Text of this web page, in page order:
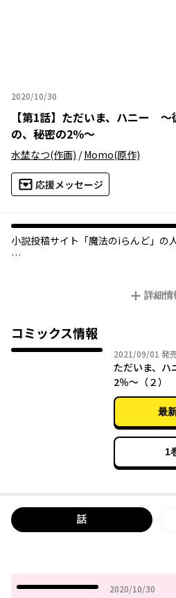
2020/10/30
2020年10月30日
【第1話】 ただいま、ハニー ～
の、秘密の2％～
水埜なつ(作画) /Momo(原作)
応援メッセージ
小説投稿サイト「魔法のiらんど」の
・恋愛感情の期待は一切なし。
……だった、はずなのに。
ふとしたことから人気芸能人・綾斗
綾斗にとって都合の良い女の一人だ
テリアスな雰囲気を持った奈々子に
次第に彼女に夢中になる綾斗に、奈
詳細情
コミックス情報
2021/09/01 発
ただいま、
2％～（２）
最
1
話
2020/10/30
2020年10月30日